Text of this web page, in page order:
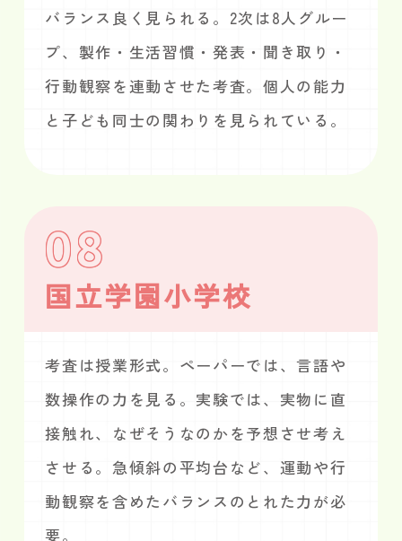
バランス良く見られる。2次は8人グルー
プ、製作・生活習慣・発表・聞き取り・
行動観察を連動させた考査。個人の能力
と子ども同士の関わりを見られている。
08
国立学園小学校
考査は授業形式。ペーパーでは、言語や
数操作の力を見る。実験では、実物に直
接触れ、なぜそうなのかを予想させ考え
させる。急傾斜の平均台など、運動や行
動観察を含めたバランスのとれた力が必
要。